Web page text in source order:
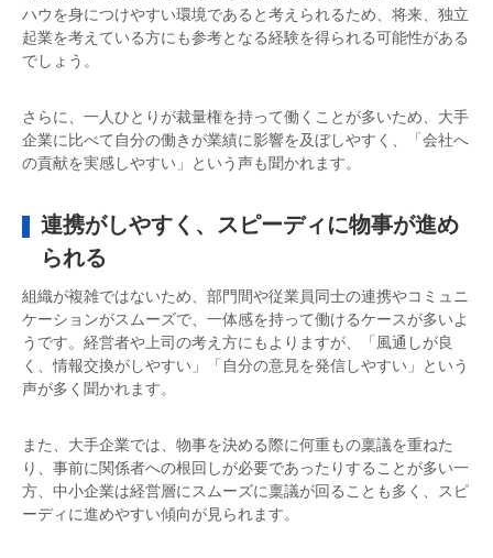
ハウを身につけやすい環境であると考えられるため、将来、独立
起業を考えている方にも参考となる経験を得られる可能性がある
でしょう。
さらに、一人ひとりが裁量権を持って働くことが多いため、大手
企業に比べて自分の働きが業績に影響を及ぼしやすく、「会社へ
の貢献を実感しやすい」という声も聞かれます。
連携がしやすく、スピーディに物事が進め
られる
組織が複雑ではないため、部門間や従業員同士の連携やコミュニ
ケーションがスムーズで、一体感を持って働けるケースが多いよ
うです。経営者や上司の考え方にもよりますが、「風通しが良
く、情報交換がしやすい」「自分の意見を発信しやすい」という
声が多く聞かれます。
また、大手企業では、物事を決める際に何重もの稟議を重ねた
り、事前に関係者への根回しが必要であったりすることが多い一
方、中小企業は経営層にスムーズに稟議が回ることも多く、スピ
ーディに進めやすい傾向が見られます。